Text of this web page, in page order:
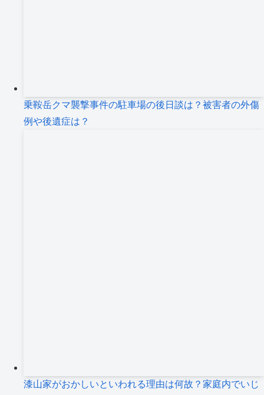
乗鞍岳クマ襲撃事件の駐車場の後日談は？被害者の外傷
例や後遺症は？
漆山家がおかしいといわれる理由は何故？家庭内でいじ